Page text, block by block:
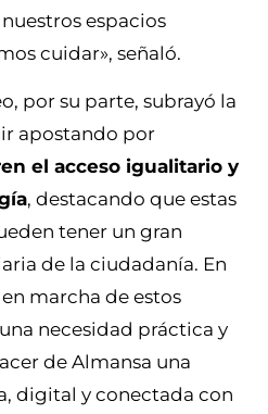
espacios
cuidar», señaló.
por su parte, subrayó la
apostando por
el acceso igualitario y
, destacando que estas
tener un gran
de la ciudadanía. En
marcha de estos
necesidad práctica y
de Almansa una
digital y conectada con